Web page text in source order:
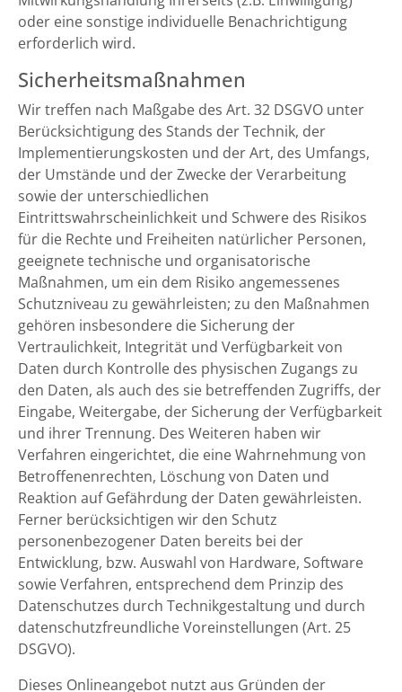
oder eine sonstige individuelle Benachrichtigung
erforderlich wird.
Sicherheitsmaßnahmen
Wir treffen nach Maßgabe des Art. 32 DSGVO unter
Berücksichtigung des Stands der Technik, der
Implementierungskosten und der Art, des Umfangs,
der Umstände und der Zwecke der Verarbeitung
sowie der unterschiedlichen
Eintrittswahrscheinlichkeit und Schwere des Risikos
für die Rechte und Freiheiten natürlicher Personen,
geeignete technische und organisatorische
Maßnahmen, um ein dem Risiko angemessenes
Schutzniveau zu gewährleisten; zu den Maßnahmen
gehören insbesondere die Sicherung der
Vertraulichkeit, Integrität und Verfügbarkeit von
Daten durch Kontrolle des physischen Zugangs zu
den Daten, als auch des sie betreffenden Zugriffs, der
Eingabe, Weitergabe, der Sicherung der Verfügbarkeit
und ihrer Trennung. Des Weiteren haben wir
Verfahren eingerichtet, die eine Wahrnehmung von
Betroffenenrechten, Löschung von Daten und
Reaktion auf Gefährdung der Daten gewährleisten.
Ferner berücksichtigen wir den Schutz
personenbezogener Daten bereits bei der
Entwicklung, bzw. Auswahl von Hardware, Software
sowie Verfahren, entsprechend dem Prinzip des
Datenschutzes durch Technikgestaltung und durch
datenschutzfreundliche Voreinstellungen (Art. 25
DSGVO).
Dieses Onlineangebot nutzt aus Gründen der